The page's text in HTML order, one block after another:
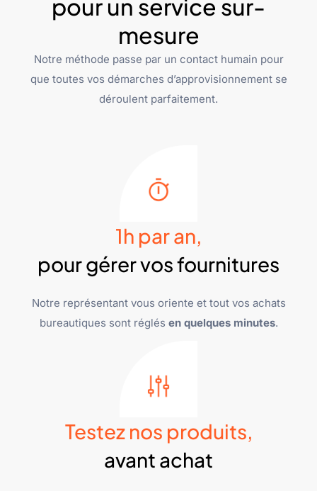
pour un service sur-
mesure
Notre méthode passe par un contact humain pour
que toutes vos démarches d’approvisionnement se
déroulent parfaitement.
1h par an,
pour gérer vos fournitures
Notre représentant vous oriente et tout vos achats
bureautiques sont réglés en quelques minutes.
Testez nos produits,
avant achat